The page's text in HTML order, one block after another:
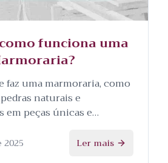
funciona uma
faz uma marmoraria, como
naturais e
em peças únicas e
2025 Ler mais